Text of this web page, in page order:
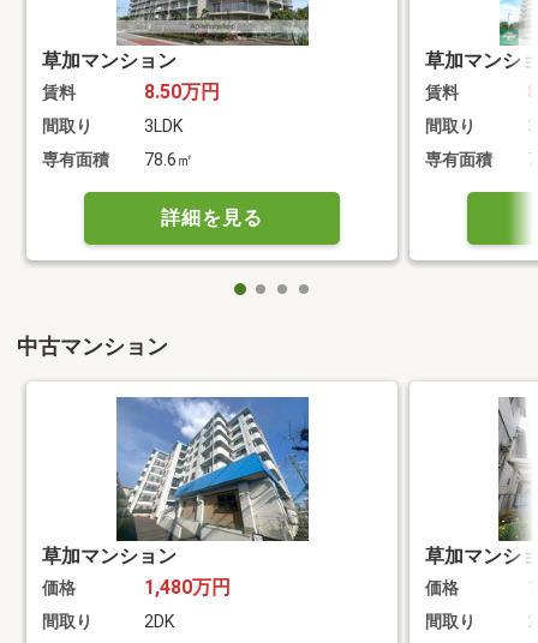
草加マンション
賃料 8.50万円
間取り
3LDK
専有面積
78.6㎡
詳細を見る
草加マンシ
賃料
間取り
専有面積
中古マンション
草加マンション
価格 1,480万円
間取り
2DK
草加マンシ
価格
間取り